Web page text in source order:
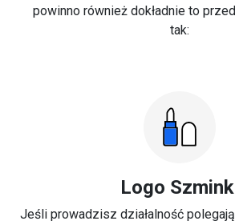
powinno również dokładnie to
tak:
Logo
Jeśli prowadzisz działalność